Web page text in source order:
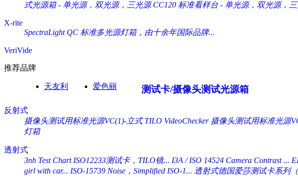
式光源箱 - 单光源，双光源，三光源 CC120 标准看样台 - 单光源，双光源，
X-rite
SpectraLight QC 标准多光源灯箱，由十余年国际品牌...
VeriVide
推荐品牌
天友利 爱色丽 测试卡/摄像头测试光源箱
反射式
摄像头测试用标准光源VC(1)-立式 TILO VideoChecker 摄像头测试用标准光源
灯箱
透射式
3nh Test Chart ISO12233测试卡，TILO镜... I3A / ISO 14524 Camera Contrast ...
girl with car... ISO-15739 Noise，Simplified ISO-1... 透射式德国爱莎测试卡系列（